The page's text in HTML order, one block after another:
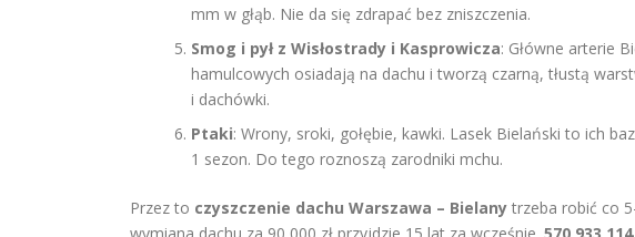
mm w głąb. Nie da się zdrapać bez zniszczenia.
Smog i pył z Wisłostrady i Kasprowicza: Główne arterie
hamulcowych osiadają na dachu i tworzą czarną, tłustą
i dachówki.
Ptaki: Wrony, sroki, gołębie, kawki. Lasek Bielański to ich
1 sezon. Do tego roznoszą zarodniki mchu.
Przez to czyszczenie dachu Warszawa – Bielany trzeba robić co